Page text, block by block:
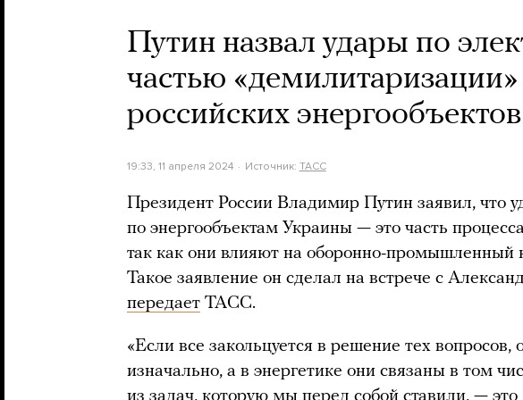
Путин назвал удары по
частью
российских энергообъектов
19:33, 11 апреля 2024 Источник: ТАСС
Президент России Владимир Путин заявил, что
по энергообъектам Украины — это часть
так как они влияют на оборонно-промышленный
Такое заявление он сделал на встрече с
передает ТАСС.
«Если все закольцуется в решение тех
изначально, а в энергетике они связаны в том
из задач, которую мы перед собой ставили, —